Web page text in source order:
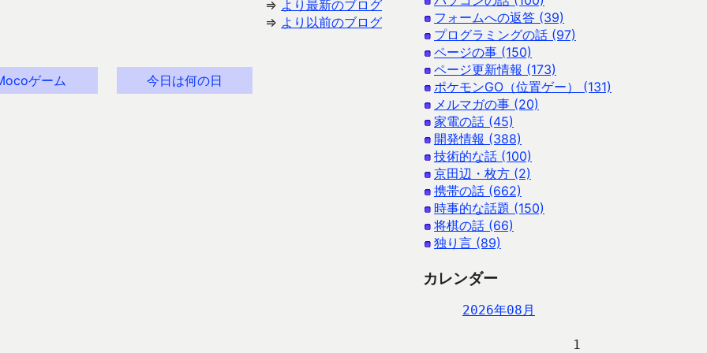
⇒ より最新のブログ
⇒ より以前のブログ
ゲーム 今日は何の日
フォームへの返答 (39)
プログラミングの話 (97)
ページの事 (150)
ページ更新情報 (173)
ポケモンGO（位置ゲー） (131)
メルマガの事 (20)
家電の話 (45)
開発情報 (388)
技術的な話 (100)
京田辺・枚方 (2)
携帯の話 (662)
時事的な話題 (150)
将棋の話 (66)
独り言 (89)
カレンダー
2026年08月
                   1